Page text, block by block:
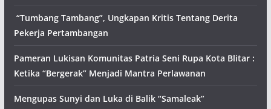
“Tumbang Tambang”, Ungkapan Kritis Tentang Derita
Pekerja Pertambangan
Pameran Lukisan Komunitas Patria Seni Rupa Kota Blitar :
Ketika “Bergerak” Menjadi Mantra Perlawanan
Mengupas Sunyi dan Luka di Balik “Samaleak”